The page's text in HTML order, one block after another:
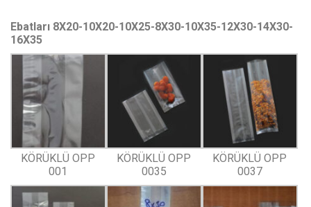
Ebatları 8X20-10X20-10X25-8X30-10X35-12X30-14X30-
16X35
KÖRÜKLÜ OPP
001
KÖRÜKLÜ OPP
0035
KÖRÜKLÜ OPP
0037